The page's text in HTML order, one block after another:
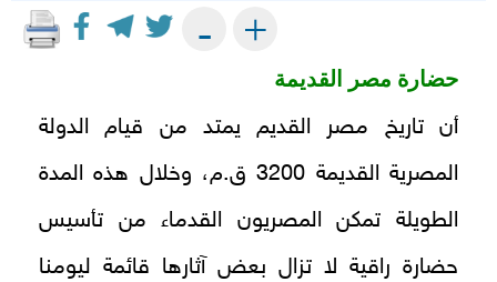
+
-
حضارة مصر القديمة
أن تاريخ مصر القديم يمتد من قيام الدولة
المصرية القديمة 3200 ق.م، وخلال هذه المدة
الطويلة تمكن المصريون القدماء من تأسيس
حضارة راقية لا تزال بعض آثارها قائمة ليومنا